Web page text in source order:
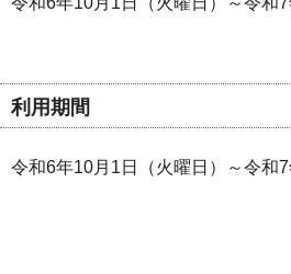
利用期間
令和6年10月1日（火曜日）～令和7